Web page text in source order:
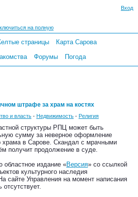
Вход
на полную
страницы
Карта Сарова
Форумы Погода
штрафе за храм на костях
и власть - Недвижимость - Религия
структуры РПЦ может быть
сумму за неверное оформление
храма в Сарове. Скандал с мрачными
получит продолжение в суде.
издание «Версия» со ссылкой
культурного наследия
сайте Управления на момент написания
отсутствует.